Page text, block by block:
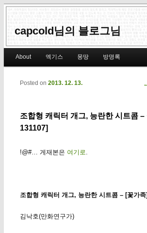
capcold님의 블로그님
Skip to primary content
Skip to secondary content
About 엑기스 몽땅 방명록
조합형 캐릭터 개그, 능란한 시트콤 –
131107]
Posted on 2013. 12. 13.
!@#… 게재본은 여기로
조합형 캐릭터 개그, 능란한 시트콤 – [꽃가족]
김낙호(만화연구가)